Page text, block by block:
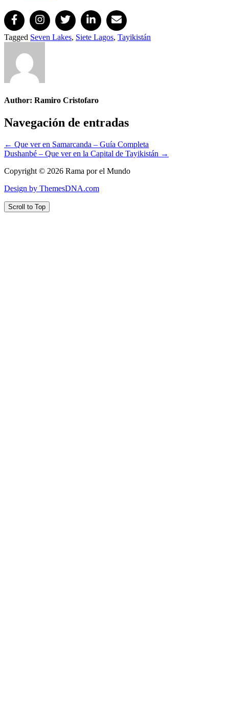
Tagged Seven Lakes, Siete Lagos, Tayikistán
Author: Ramiro Cristofaro
Navegación de entradas
← Que ver en Samarcanda – Guía Completa
Dushanbé – Que ver en la Capital de Tayikistán →
Copyright © 2026 Rama por el Mundo
Design by ThemesDNA.com
Scroll to Top